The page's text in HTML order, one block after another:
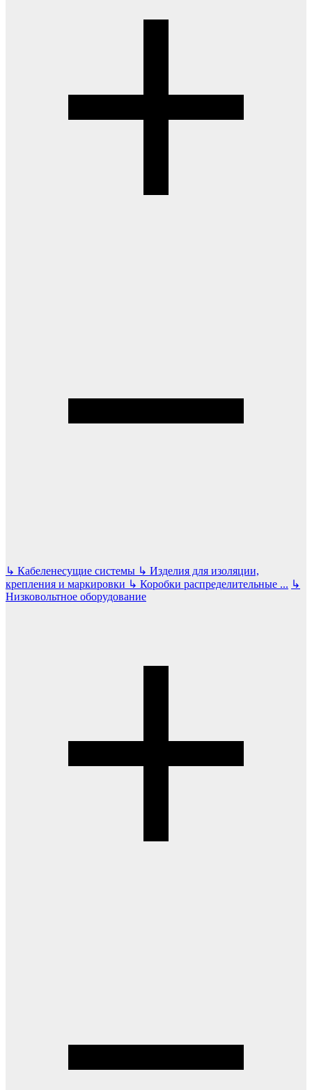
↳ Кабеленесущие системы ↳ Изделия для изоляции,
крепления и маркировки ↳ Коробки распределительные ... ↳
Низковольтное оборудование